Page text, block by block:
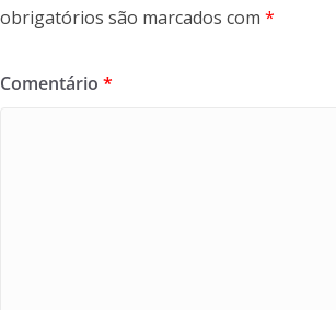
obrigatórios são marcados com *
Comentário *